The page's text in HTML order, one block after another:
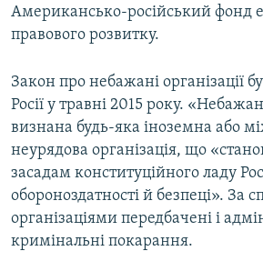
Американсько-російський фонд
правового розвитку.
Закон про небажані організації
Росії у травні 2015 року.
визнана будь-яка іноземна або
неурядова організація, що
засадам конституційного ладу
обороноздатності й безпеці». За
організаціями передбачені і
кримінальні покарання.